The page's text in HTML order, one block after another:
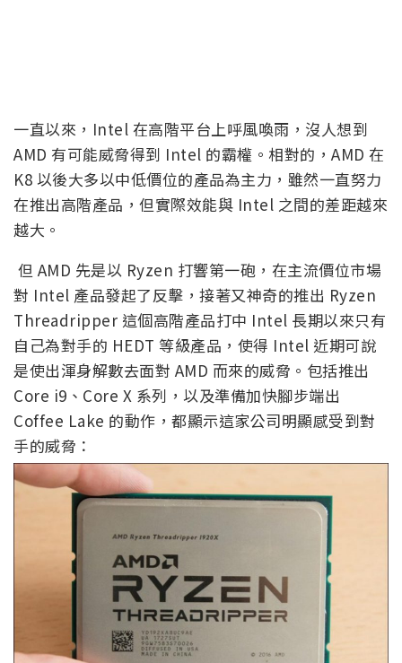
一直以來，Intel 在高階平台上呼風喚雨，沒人想到
AMD 有可能威脅得到 Intel 的霸權。相對的，AMD 在
K8 以後大多以中低價位的產品為主力，雖然一直努力
在推出高階產品，但實際效能與 Intel 之間的差距越來
越大。
但 AMD 先是以 Ryzen 打響第一砲，在主流價位市場
對 Intel 產品發起了反擊，接著又神奇的推出 Ryzen
Threadripper 這個高階產品打中 Intel 長期以來只有
自己為對手的 HEDT 等級產品，使得 Intel 近期可說
是使出渾身解數去面對 AMD 而來的威脅。包括推出
Core i9、Core X 系列，以及準備加快腳步端出
Coffee Lake 的動作，都顯示這家公司明顯感受到對
手的威脅：